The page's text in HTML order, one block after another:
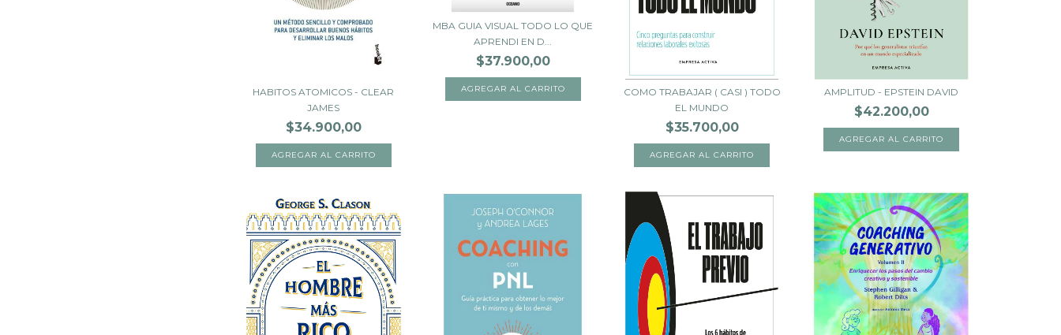
HABITOS ATOMICOS - CLEAR
JAMES
$34.900,00
MBA GUIA VISUAL TODO LO QUE
APRENDI EN D...
$37.900,00
COMO TRABAJAR ( CASI ) TODO
EL MUNDO
$35.700,00
AMPLITUD - EPSTEIN DAVID
$42.200,00